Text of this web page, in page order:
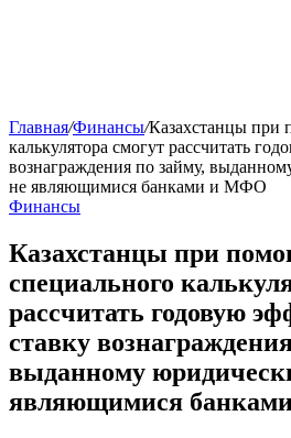
Главная/Финансы/Казахстанцы при
калькулятора смогут рассчитать
вознаграждения по займу,
не являющимися банками и МФО
Финансы
Казахстанцы при
специального
рассчитать годовую
ставку
выданному
являющимися